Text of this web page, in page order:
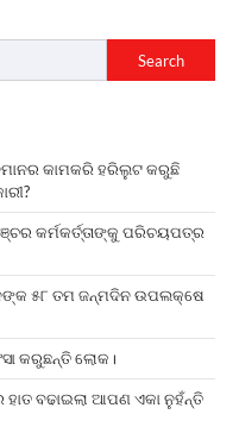
Search
କାମକରି ହରିଲୁଟ କରୁଛି
କର୍ମକର୍ତ୍ତାଙ୍କୁ ପରିଚୟପତ୍ର
୫୮ ତମ ଜନ୍ମଦିନ ଉପଲକ୍ଷେ
କରୁଛନ୍ତି ଲୋକ।
ବଢାଇଲା ଆପଣ ଏକା ନୁହଁନ୍ତି